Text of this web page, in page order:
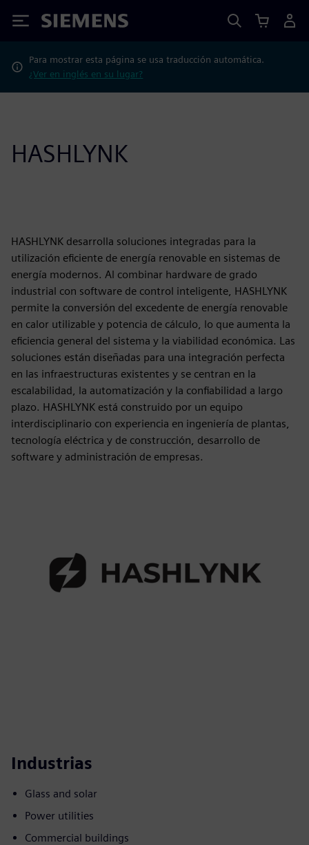
Siemens
Para mostrar esta página se usa traducción automática.
¿Ver en inglés en su lugar?
HASHLYNK
HASHLYNK desarrolla soluciones integradas para la
utilización eficiente de energía renovable en sistemas de
energía modernos. Al combinar hardware de grado
industrial con software de control inteligente, HASHLYNK
permite la conversión del excedente de energía renovable
en calor utilizable y potencia de cálculo, lo que aumenta la
eficiencia general del sistema y la viabilidad económica. Las
soluciones están diseñadas para una integración perfecta
en las infraestructuras existentes y se centran en la
escalabilidad, la automatización y la confiabilidad a largo
plazo. HASHLYNK está construido por un equipo
interdisciplinario con experiencia en ingeniería de plantas,
tecnología eléctrica y de construcción, desarrollo de
software y administración de empresas.
Industrias
Glass and solar
Power utilities
Commercial buildings